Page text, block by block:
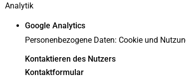
Analytik
Google Analytics
Personenbezogene Daten: Cookie und
Kontaktieren des Nutzers
Kontaktformular